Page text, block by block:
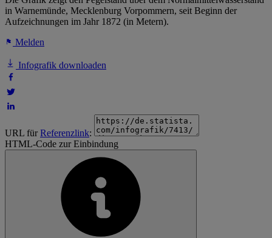
in Warnemünde, Mecklenburg Vorpommern, seit Beginn der
Aufzeichnungen im Jahr 1872 (in Metern).
Melden
Infografik downloaden
URL fürReferenzlink:
HTML-Code zur Einbindung